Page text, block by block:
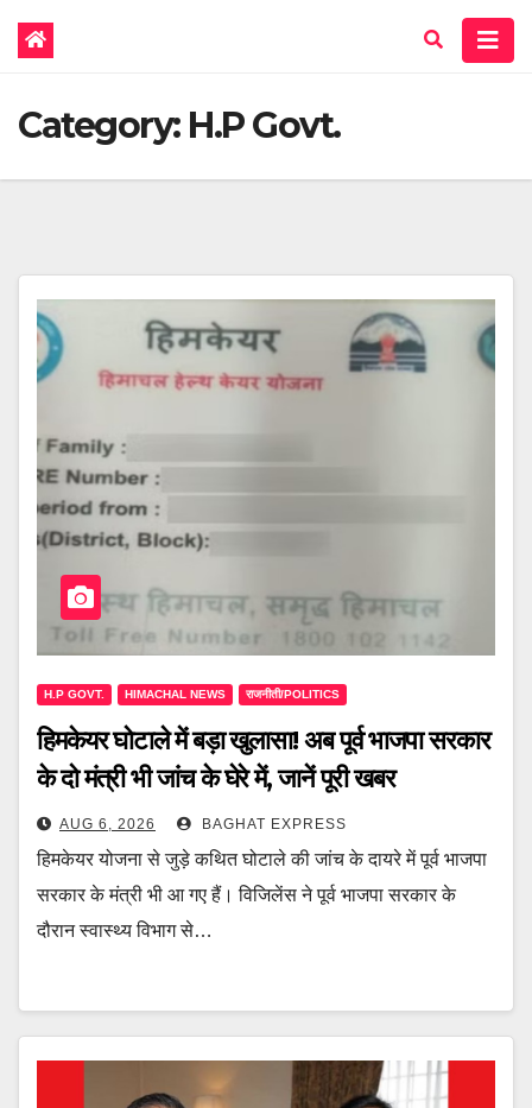
Category: H.P Govt.
H.P GOVT. HIMACHAL NEWS राजनीती/POLITICS
हिमकेयर घोटाले में बड़ा खुलासा! अब पूर्व भाजपा सरकार
के दो मंत्री भी जांच के घेरे में, जानें पूरी खबर
AUG 6, 2026 BAGHAT EXPRESS
हिमकेयर योजना से जुड़े कथित घोटाले की जांच के दायरे में पूर्व भाजपा
सरकार के मंत्री भी आ गए हैं। विजिलेंस ने पूर्व भाजपा सरकार के
दौरान स्वास्थ्य विभाग से…